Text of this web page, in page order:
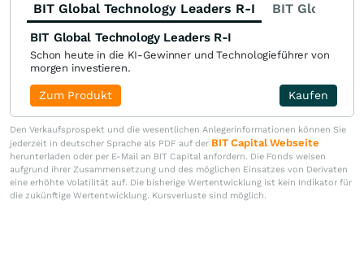
BIT Global Technology Leaders R-I BIT Global
BIT Global Technology Leaders R-I
Schon heute in die KI-Gewinner und Technologieführer von
morgen investieren.
Kaufen
Zum Produkt
Den Verkaufsprospekt und die wesentlichen Anlegerinformationen können Sie
jederzeit in deutscher Sprache als PDF auf der BIT Capital Webseite
herunterladen oder per E-Mail an BIT Capital anfordern. Die Fonds weisen
aufgrund ihrer Zusammensetzung und des möglichen Einsatzes von Derivaten
eine erhöhte Volatilität auf. Die bisherige Wertentwicklung ist kein Indikator für
die zukünftige Wertentwicklung. Kursverluste sind möglich.